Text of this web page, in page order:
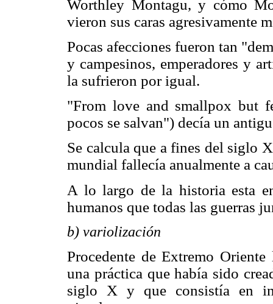
Worthley Montagu, y cómo
vieron sus caras agresivamente
Pocas afecciones fueron tan
y campesinos, emperadores y
la sufrieron por igual.
"From love and smallpox but
pocos se salvan") decía un
Se calcula que a fines del siglo
mundial fallecía anualmente a
A lo largo de la historia esta
humanos que todas las guerras
b) variolización
Procedente de Extremo
una práctica que había sido
siglo X y que consistía en